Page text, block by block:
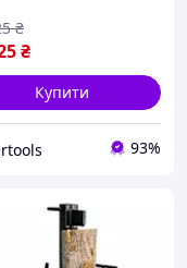
₴
₴
Купити
93%